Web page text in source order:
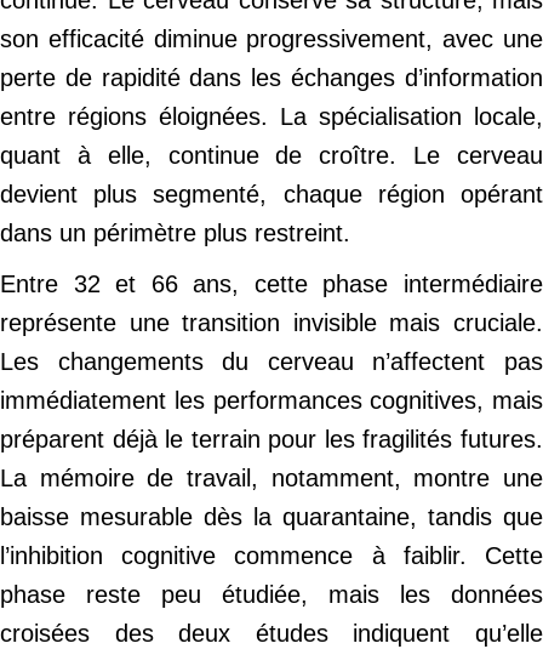
son efficacité diminue progressivement, avec une
perte de rapidité dans les échanges d’information
entre régions éloignées. La spécialisation locale,
quant à elle, continue de croître. Le cerveau
devient plus segmenté, chaque région opérant
dans un périmètre plus restreint.
Entre 32 et 66 ans, cette phase intermédiaire
représente une transition invisible mais cruciale.
Les changements du cerveau n’affectent pas
immédiatement les performances cognitives, mais
préparent déjà le terrain pour les fragilités futures.
La mémoire de travail, notamment, montre une
baisse mesurable dès la quarantaine, tandis que
l’inhibition cognitive commence à faiblir. Cette
phase reste peu étudiée, mais les données
croisées des deux études indiquent qu’elle